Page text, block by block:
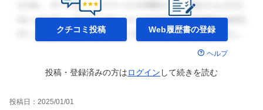
クチコミ投稿 Web履歴書の登録
ヘルプ
投稿・登録済みの方はログイン して続きを読む
投稿日： 2025/01/01